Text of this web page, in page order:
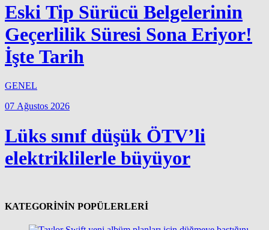
Eski Tip Sürücü Belgelerinin
Geçerlilik Süresi Sona Eriyor!
İşte Tarih
GENEL
07 Ağustos 2026
Lüks sınıf düşük ÖTV’li
elektriklilerle büyüyor
KATEGORİNİN POPÜLERLERİ